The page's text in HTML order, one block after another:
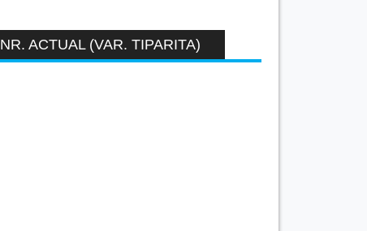
NR. ACTUAL (VAR. TIPARITA)